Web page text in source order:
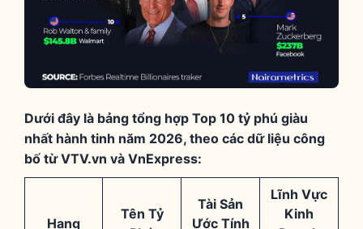
Dưới đây là bảng tổng hợp Top 10 tỷ phú giàu
nhất hành tinh năm 2026, theo các dữ liệu công
bố từ VTV.vn và VnExpress:
Hạng
Tên Tỷ
Tài Sản
Ước Tính
Lĩnh Vực
Kinh